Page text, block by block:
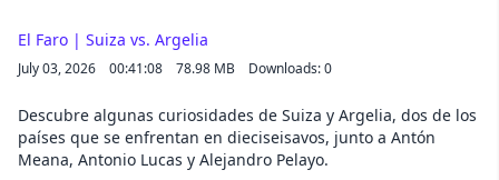
El Faro | Suiza vs. Argelia
July 03, 2026 00:41:08 78.98 MB Downloads: 0
Descubre algunas curiosidades de Suiza y Argelia, dos de los
países que se enfrentan en dieciseisavos, junto a Antón
Meana, Antonio Lucas y Alejandro Pelayo.